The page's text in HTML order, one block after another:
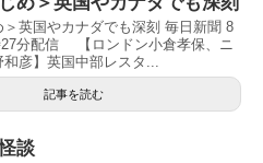
＞英国やカナダでも深刻 毎日新聞 8
27分配信 【ロンドン小倉孝保、ニ
和彦】英国中部レスタ...
記事を読む
談